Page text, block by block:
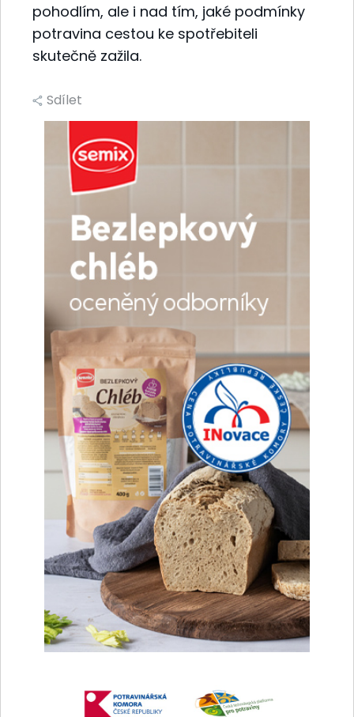
pohodlím, ale i nad tím, jaké podmínky
potravina cestou ke spotřebiteli
skutečně zažila.
Sdílet